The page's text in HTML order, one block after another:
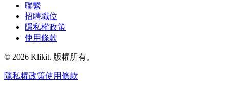
聯繫
招聘職位
隱私權政策
使用條款
© 2026 Klikit. 版權所有。
隱私權政策使用條款